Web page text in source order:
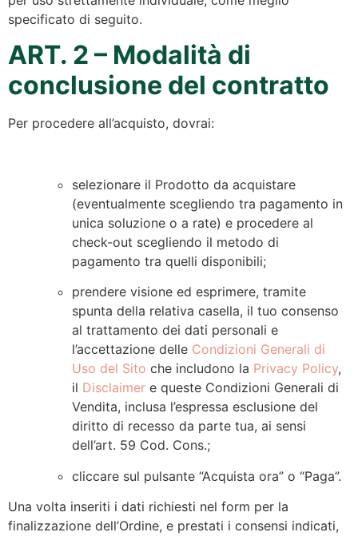
specificato di seguito.
ART. 2 – Modalità di
conclusione del contratto
Per procedere all’acquisto, dovrai:
selezionare il Prodotto da acquistare
(eventualmente scegliendo tra pagamento in
unica soluzione o a rate) e procedere al
check-out scegliendo il metodo di
pagamento tra quelli disponibili;
prendere visione ed esprimere, tramite
spunta della relativa casella, il tuo consenso
al trattamento dei dati personali e
l’accettazione delle Condizioni Generali di
Uso del Sito che includono la Privacy Policy,
il Disclaimer e queste Condizioni Generali di
Vendita, inclusa l’espressa esclusione del
diritto di recesso da parte tua, ai sensi
dell’art. 59 Cod. Cons.;
cliccare sul pulsante “Acquista ora” o “Paga”.
Una volta inseriti i dati richiesti nel form per la
finalizzazione dell’Ordine, e prestati i consensi indicati,